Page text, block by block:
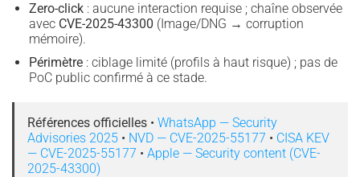
Zero-click: aucune interaction requise ; chaîne observée
avec CVE-2025-43300 (Image/DNG → corruption
mémoire).
Périmètre: ciblage limité (profils à haut risque) ; pas de
PoC public confirmé à ce stade.
Références officielles • WhatsApp — Security
Advisories 2025 • NVD — CVE-2025-55177 • CISA KEV
— CVE-2025-55177 • Apple — Security content (CVE-
2025-43300)